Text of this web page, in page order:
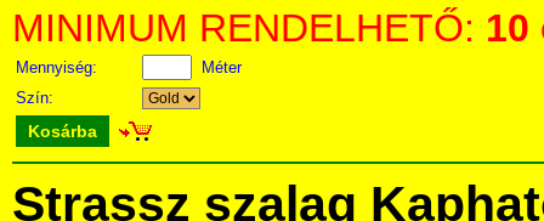
MINIMUM RENDELHETŐ: 10
Mennyiség:
Méter
Szín:
Kosárba
Strassz szalag